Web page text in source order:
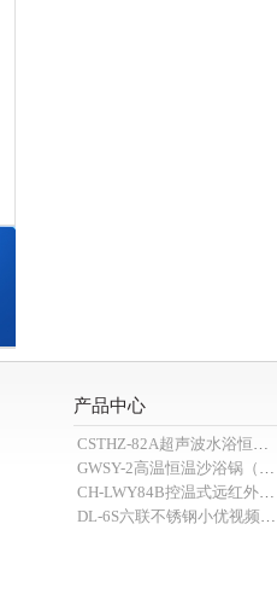
产品中心
CSTHZ-82A超声波水浴恒温小优视频老版本
GWSY-2高温恒温沙浴锅（600℃）
CH-LWY84B控温式远红外消煮炉
DL-6S六联不锈钢小优视频APP官网下载为爱而生（抽滤装置）